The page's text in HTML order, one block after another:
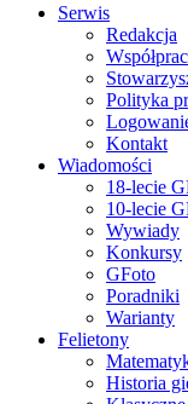
Serwis
Redakcja
Polityka
Kontakt
Wiadomości
18-lecie
10-lecie
Wywiady
Konkursy
GFoto
Poradniki
Warianty
Felietony
Historia